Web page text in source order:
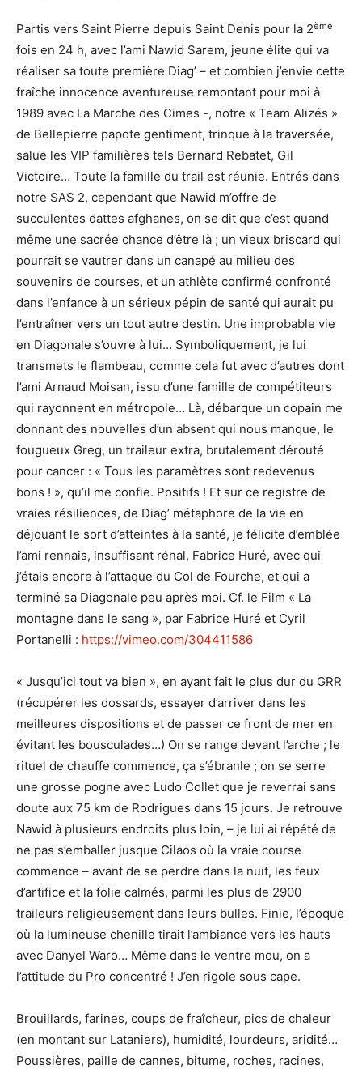
Partis vers Saint Pierre depuis Saint Denis pour la 2ème
fois en 24 h, avec l’ami Nawid Sarem, jeune élite qui va
réaliser sa toute première Diag’ – et combien j’envie cette
fraîche innocence aventureuse remontant pour moi à
1989 avec La Marche des Cimes -, notre « Team Alizés »
de Bellepierre papote gentiment, trinque à la traversée,
salue les VIP familières tels Bernard Rebatet, Gil
Victoire… Toute la famille du trail est réunie. Entrés dans
notre SAS 2, cependant que Nawid m’offre de
succulentes dattes afghanes, on se dit que c’est quand
même une sacrée chance d’être là ; un vieux briscard qui
pourrait se vautrer dans un canapé au milieu des
souvenirs de courses, et un athlète confirmé confronté
dans l’enfance à un sérieux pépin de santé qui aurait pu
l’entraîner vers un tout autre destin. Une improbable vie
en Diagonale s’ouvre à lui… Symboliquement, je lui
transmets le flambeau, comme cela fut avec d’autres dont
l’ami Arnaud Moisan, issu d’une famille de compétiteurs
qui rayonnent en métropole… Là, débarque un copain me
donnant des nouvelles d’un absent qui nous manque, le
fougueux Greg, un traileur extra, brutalement dérouté
pour cancer : « Tous les paramètres sont redevenus
bons ! », qu’il me confie. Positifs ! Et sur ce registre de
vraies résiliences, de Diag’ métaphore de la vie en
déjouant le sort d’atteintes à la santé, je félicite d’emblée
l’ami rennais, insuffisant rénal, Fabrice Huré, avec qui
j’étais encore à l’attaque du Col de Fourche, et qui a
terminé sa Diagonale peu après moi. Cf. le Film « La
montagne dans le sang », par Fabrice Huré et Cyril
Portanelli : https://vimeo.com/304411586
« Jusqu’ici tout va bien », en ayant fait le plus dur du GRR
(récupérer les dossards, essayer d’arriver dans les
meilleures dispositions et de passer ce front de mer en
évitant les bousculades…) On se range devant l’arche ; le
rituel de chauffe commence, ça s’ébranle ; on se serre
une grosse pogne avec Ludo Collet que je reverrai sans
doute aux 75 km de Rodrigues dans 15 jours. Je retrouve
Nawid à plusieurs endroits plus loin, – je lui ai répété de
ne pas s’emballer jusque Cilaos où la vraie course
commence – avant de se perdre dans la nuit, les feux
d’artifice et la folie calmés, parmi les plus de 2900
traileurs religieusement dans leurs bulles. Finie, l’époque
où la lumineuse chenille tirait l’ambiance vers les hauts
avec Danyel Waro… Même dans le ventre mou, on a
l’attitude du Pro concentré ! J’en rigole sous cape.
Brouillards, farines, coups de fraîcheur, pics de chaleur
(en montant sur Lataniers), humidité, lourdeurs, aridité…
Poussières, paille de cannes, bitume, roches, racines,